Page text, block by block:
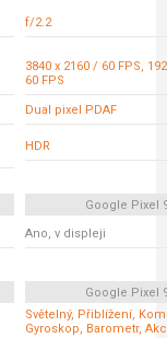
f/2.2
3840 x 2160 / 60 FPS,
60 FPS
Dual pixel PDAF
HDR
Google Pixel
Ano, v displeji
Google Pixel
Světelný, Přiblížení,
Gyroskop, Barometr,